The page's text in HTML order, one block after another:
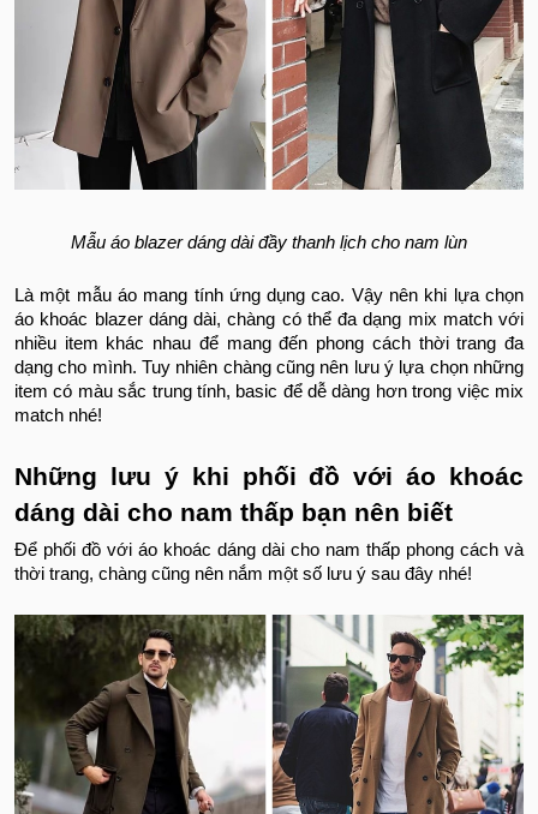
Mẫu áo blazer dáng dài đầy thanh lịch cho nam lùn
Là một mẫu áo mang tính ứng dụng cao. Vậy nên khi lựa chọn
áo khoác blazer dáng dài, chàng có thể đa dạng mix match với
nhiều item khác nhau để mang đến phong cách thời trang đa
dạng cho mình. Tuy nhiên chàng cũng nên lưu ý lựa chọn những
item có màu sắc trung tính, basic để dễ dàng hơn trong việc mix
match nhé!
Những lưu ý khi phối đồ với áo khoác
dáng dài cho nam thấp bạn nên biết
Để phối đồ với áo khoác dáng dài cho nam thấp phong cách và
thời trang, chàng cũng nên nắm một số lưu ý sau đây nhé!